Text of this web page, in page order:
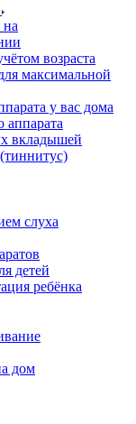
на
возраста
максимальной
у вас дома
аппарата
вкладышей
слуха
детей
ребёнка
дом